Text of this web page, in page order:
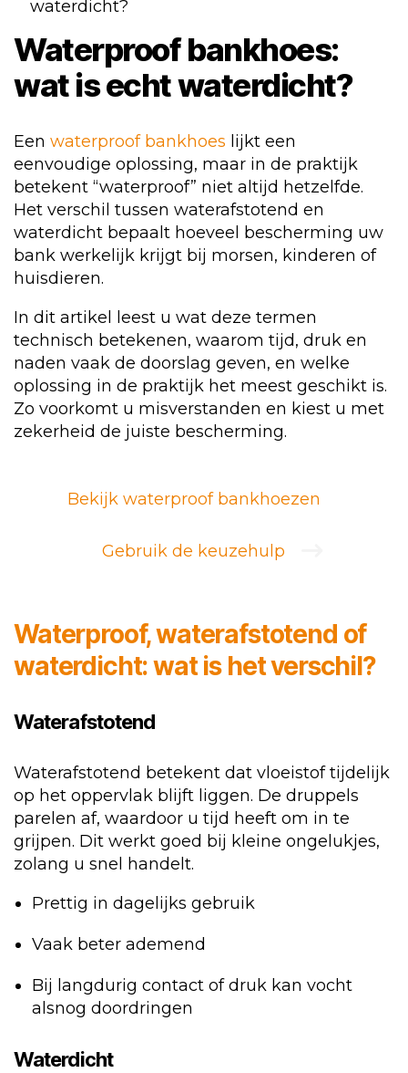
niet)?
Waterproofbankhoes:
wat is echt waterdicht?
Een waterproof bankhoes lijkt een
eenvoudige oplossing, maar in de praktijk
betekent “waterproof” niet altijd hetzelfde.
Het verschil tussen waterafstotend en
waterdicht bepaalt hoeveel bescherming uw
bank werkelijk krijgt bij morsen, kinderen of
huisdieren.
In dit artikel leest u wat deze termen
technisch betekenen, waarom tijd, druk en
naden vaak de doorslag geven, en welke
oplossing in de praktijk het meest geschikt is.
Zo voorkomt u misverstanden en kiest u met
zekerheid de juiste bescherming.
Bekijk waterproof bankhoezen
Gebruik de keuzehulp
Waterproof, waterafstotend of
waterdicht: wat is het verschil?
Waterafstotend
Waterafstotend betekent dat vloeistof tijdelijk
op het oppervlak blijft liggen. De druppels
parelen af, waardoor u tijd heeft om in te
grijpen. Dit werkt goed bij kleine ongelukjes,
zolang u snel handelt.
Prettig in dagelijks gebruik
Vaak beter ademend
Bij langdurig contact of druk kan vocht
alsnog doordringen
Waterdicht